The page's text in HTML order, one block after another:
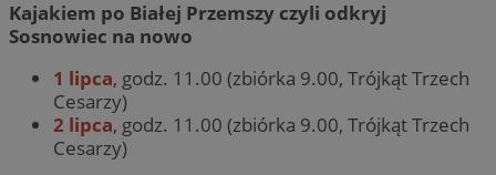
Kajakiem po Białej Przemszy czyli odkryj
Sosnowiec na nowo
1 lipca, godz. 11.00 (zbiórka 9.00, Trójkąt Trzech
Cesarzy)
2 lipca, godz. 11.00 (zbiórka 9.00, Trójkąt Trzech
Cesarzy)